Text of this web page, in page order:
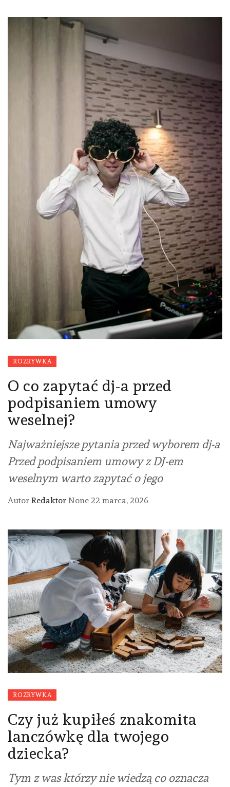
ROZRYWKA
O co zapytać dj-a przed
podpisaniem umowy
weselnej?
Najważniejsze pytania przed wyborem dj-a
Przed podpisaniem umowy z DJ-em
weselnym warto zapytać o jego
Autor Redaktor None 22 marca, 2026
ROZRYWKA
Czy już kupiłeś znakomita
lanczówkę dla twojego
dziecka?
Tym z was którzy nie wiedzą co oznacza